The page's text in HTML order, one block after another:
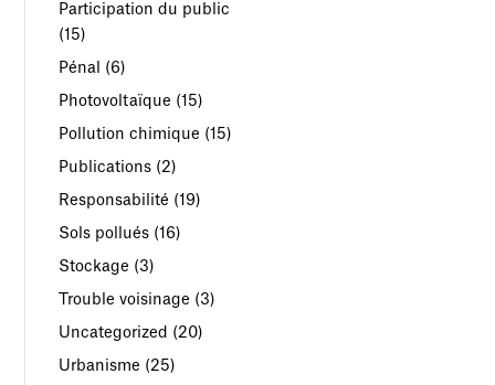
Participation du public
(15)
Pénal (6)
Photovoltaïque (15)
Pollution chimique (15)
Publications (2)
Responsabilité (19)
Sols pollués (16)
Stockage (3)
Trouble voisinage (3)
Uncategorized (20)
Urbanisme (25)